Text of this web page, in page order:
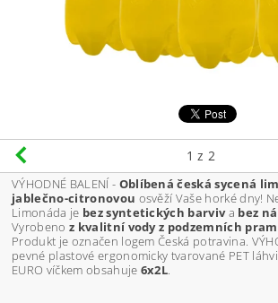
1 z 2
VÝHODNÉ BALENÍ - Oblíbená česká sycená
jablečno-citronovou osvěží Vaše horké dny!
Limonáda je bez syntetických barviva bez
Vyrobeno z kvalitní vody z podzemních
Produkt je označen logem Česká potravina.
pevné plastové ergonomicky tvarované PET
EURO víčkem obsahuje 6x2L.